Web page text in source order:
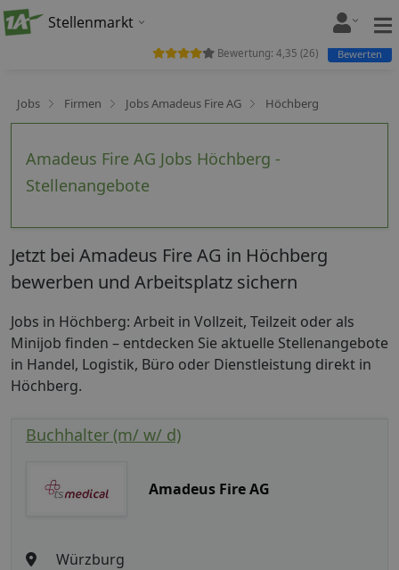
Stellenmarkt
Jobs Firmen Jobs Amadeus Fire AG Höchberg
Amadeus Fire AG Jobs Höchberg -
Stellenangebote
Bewertung: 4,35 (26) Bewerten
Jetzt bei Amadeus Fire AG in Höchberg
bewerben und Arbeitsplatz sichern
Jobs in Höchberg: Arbeit in Vollzeit, Teilzeit oder als
Minijob finden – entdecken Sie aktuelle Stellenangebote
in Handel, Logistik, Büro oder Dienstleistung direkt in
Höchberg.
Buchhalter (m/ w/ d)
Amadeus Fire AG
Würzburg